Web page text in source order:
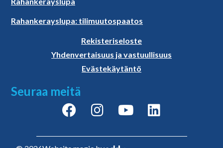
Rahankerayslupa: tilimuutospaatos
Rekisteriseloste
Yhdenvertaisuus ja vastuullisuus
Evästekäytäntö
Seuraa meitä